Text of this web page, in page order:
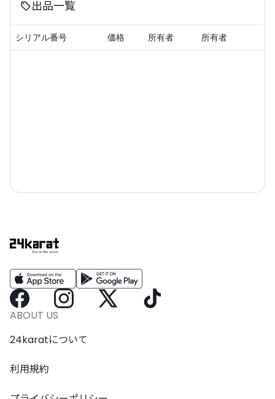
出品一覧
シリアル番号 価格 所有者 所有者
ABOUT US
24karatについて
利用規約